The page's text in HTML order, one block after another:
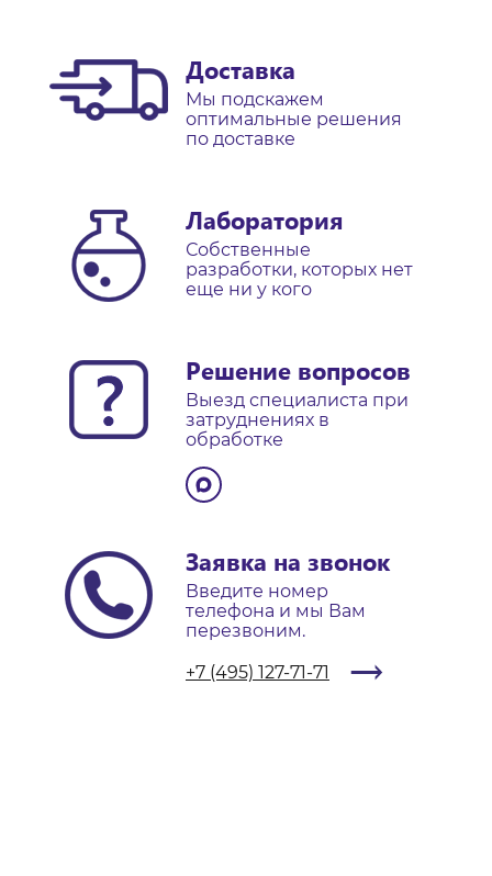
Доставка
Мы подскажем
оптимальные решения
по доставке
Лаборатория
Собственные
разработки, которых нет
еще ни у кого
Решение вопросов
Выезд специалиста при
затруднениях в
обработке
Заявка на звонок
Введите номер
телефона и мы Вам
перезвоним.
+7 (495) 127-71-71